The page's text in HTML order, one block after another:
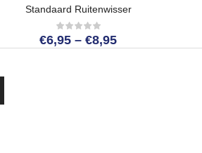
Standaard Ruitenwisser
€6,95 – €8,95